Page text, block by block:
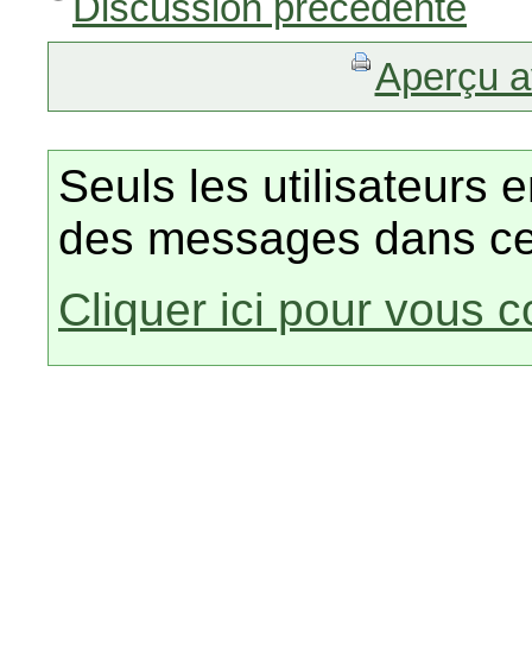
Aperçu
Seuls les utilisateurs
des messages dans
Cliquer ici pour vous